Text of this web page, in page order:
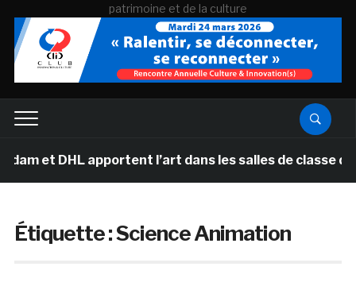
patrimoine et de la culture
et DHL apportent l’art dans les salles de classe des
Étiquette :Science Animation